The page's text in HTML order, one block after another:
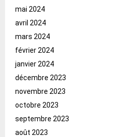
mai 2024
avril 2024
mars 2024
février 2024
janvier 2024
décembre 2023
novembre 2023
octobre 2023
septembre 2023
août 2023